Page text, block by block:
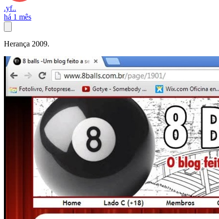
.yf..
há 1 mês
Herança 2009.